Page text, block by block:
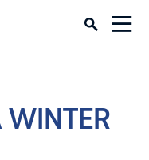
WINTER